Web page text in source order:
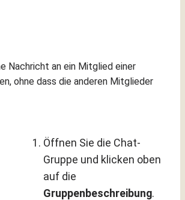
Nachricht an ein Mitglied einer
ohne dass die anderen Mitglieder
Öffnen Sie die Chat-
Gruppe und klicken oben
auf die
Gruppenbeschreibung.